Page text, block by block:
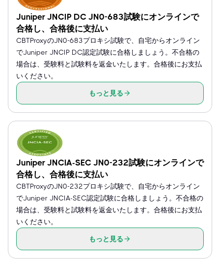
Juniper JNCIP DC JN0-683試験にオンラインで
合格し、合格後に支払い
CBTProxyのJN0-683プロキシ試験で、自宅からオンライン
でJuniper JNCIP DC認定試験に合格しましょう。不合格の
場合は、受験料と試験料を返金いたします。合格後にお支払
いください。
もっと見る
Juniper JNCIA-SEC JN0-232試験にオンラインで
合格し、合格後に支払い
CBTProxyのJN0-232プロキシ試験で、自宅からオンライン
でJuniper JNCIA-SEC認定試験に合格しましょう。不合格の
場合は、受験料と試験料を返金いたします。合格後にお支払
いください。
もっと見る